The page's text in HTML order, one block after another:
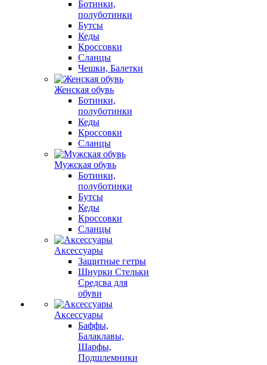
Ботинки,
полуботинки
Бутсы
Кеды
Кроссовки
Сланцы
Чешки, Балетки
Женская обувь
Ботинки,
полуботинки
Кеды
Кроссовки
Сланцы
Мужская обувь
Ботинки,
полуботинки
Бутсы
Кеды
Кроссовки
Сланцы
Аксессуары
Защитные гетры
Шнурки Стельки
Средсва для
обуви
Аксессуары
Баффы,
Балаклавы,
Шарфы,
Подшлемники